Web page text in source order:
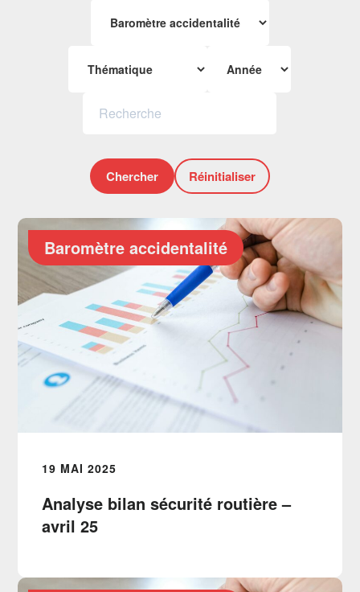
Chercher Réinitialiser
Baromètre accidentalité
19 MAI 2025
Analyse bilan sécurité routière –
avril 25